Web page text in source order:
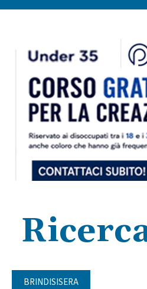
BRINDISISERA